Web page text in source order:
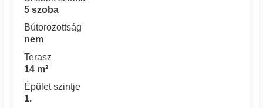
5 szoba
Bútorozottság
nem
Terasz
14 m²
Épület szintje
1.